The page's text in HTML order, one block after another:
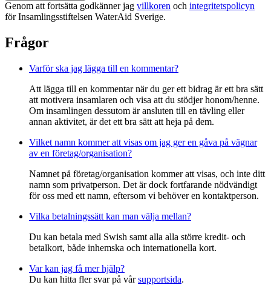
Genom att fortsätta godkänner jag villkoren och integritetspolicyn
för Insamlingsstiftelsen WaterAid Sverige.
Frågor
Varför ska jag lägga till en kommentar?
Att lägga till en kommentar när du ger ett bidrag är ett bra sätt
att motivera insamlaren och visa att du stödjer honom/henne.
Om insamlingen dessutom är ansluten till en tävling eller
annan aktivitet, är det ett bra sätt att heja på dem.
Vilket namn kommer att visas om jag ger en gåva på vägnar
av en företag/organisation?
Namnet på företag/organisation kommer att visas, och inte ditt
namn som privatperson. Det är dock fortfarande nödvändigt
för oss med ett namn, eftersom vi behöver en kontaktperson.
Vilka betalningssätt kan man välja mellan?
Du kan betala med Swish samt alla alla större kredit- och
betalkort, både inhemska och internationella kort.
Var kan jag få mer hjälp?
Du kan hitta fler svar på vårsupportsida.